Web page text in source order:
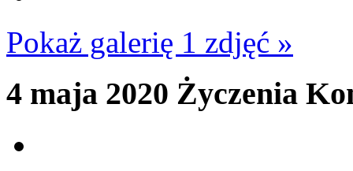
Pokaż galerię 1 zdjęć »
4 maja 2020 Życzenia